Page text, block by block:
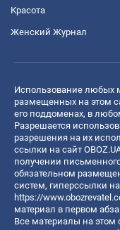
Красота
Женский Журнал
Использование любых
размещенных на этом
его поддоменах, в
Разрешается
разрешения на их
ссылки на сайт
получении
обязательном
систем, гиперссылки
https://
материал в первом
Все материалы на этом